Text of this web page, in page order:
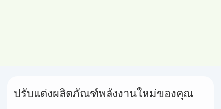
ปรับแต่งผลิตภัณฑ์พลังงานใหม่ของคุณ